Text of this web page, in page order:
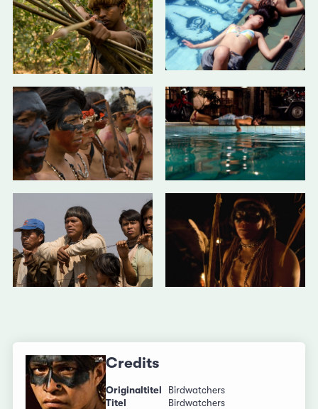
Credits
Originaltitel
Birdwatchers
Titel
Birdwatchers